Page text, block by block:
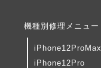
機種別修理メニュー
iPhone12ProMax
iPhone12Pro